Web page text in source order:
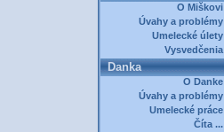
O Miškovi
Úvahy a problémy
Umelecké úlety
Vysvedčenia
Danka
O Danke
Úvahy a problémy
Umelecké práce
Číta ...